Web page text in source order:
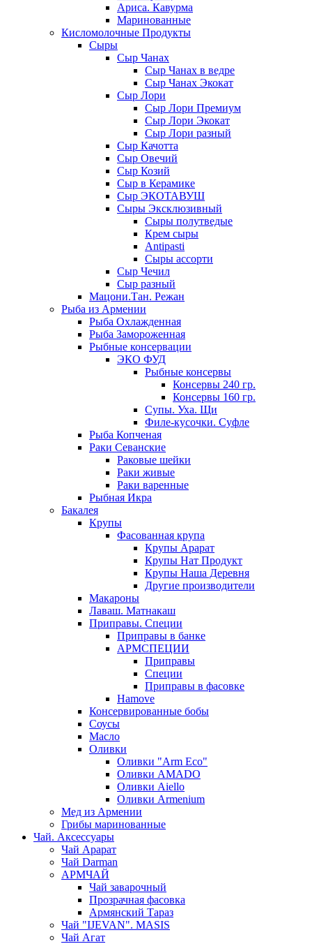
Ариса. Кавурма
Маринованные
Кисломолочные Продукты
Сыры
Сыр Чанах
Сыр Чанах в ведре
Сыр Чанах Экокат
Сыр Лори
Сыр Лори Премиум
Сыр Лори Экокат
Сыр Лори разный
Сыр Качотта
Сыр Овечий
Сыр Козий
Сыр в Керамике
Сыр ЭКОТАВУШ
Сыры Эксклюзивный
Сыры полутведые
Крем сыры
Antipasti
Сыры ассорти
Сыр Чечил
Сыр разный
Мацони.Тан. Режан
Рыба из Армении
Рыба Охлажденная
Рыба Замороженная
Рыбные консервации
ЭКО ФУД
Рыбные консервы
Консервы 240 гр.
Консервы 160 гр.
Супы. Уха. Щи
Филе-кусочки. Суфле
Рыба Копченая
Раки Севанские
Раковые шейки
Раки живые
Раки варенные
Рыбная Икра
Бакалея
Крупы
Фасованная крупа
Крупы Арарат
Крупы Нат Продукт
Крупы Наша Деревня
Другие производители
Макароны
Лаваш. Матнакаш
Приправы. Специи
Приправы в банке
АРМСПЕЦИИ
Приправы
Специи
Приправы в фасовке
Hamove
Консервированные бобы
Соусы
Масло
Оливки
Оливки "Arm Eco"
Оливки AMADO
Оливки Aiello
Оливки Armenium
Мед из Армении
Грибы маринованные
Чай. Аксессуары
Чай Арарат
Чай Darman
АРМЧАЙ
Чай заварочный
Прозрачная фасовка
Армянский Тараз
Чай "IJEVAN". MASIS
Чай Агат